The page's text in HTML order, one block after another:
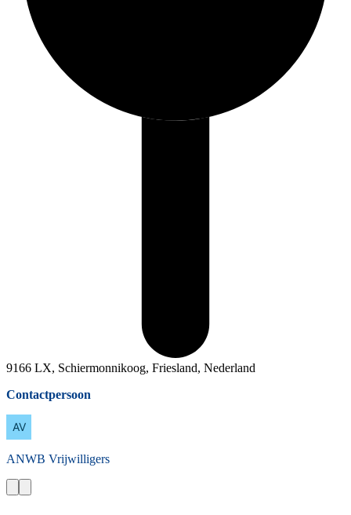
9166 LX, Schiermonnikoog, Friesland, Nederland
Contactpersoon
ANWB Vrijwilligers